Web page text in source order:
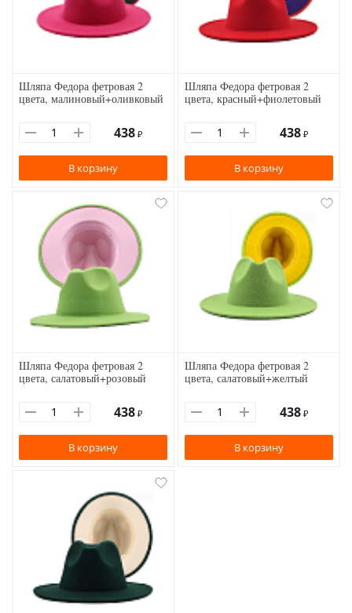
Шляпа Федора фетровая 2
цвета, малиновый+оливковый
438 ₽
В корзину
Шляпа Федора фетровая 2
цвета, красный+фиолетовый
438 ₽
В корзину
Шляпа Федора фетровая 2
цвета, салатовый+розовый
438 ₽
В корзину
Шляпа Федора фетровая 2
цвета, салатовый+желтый
438 ₽
В корзину